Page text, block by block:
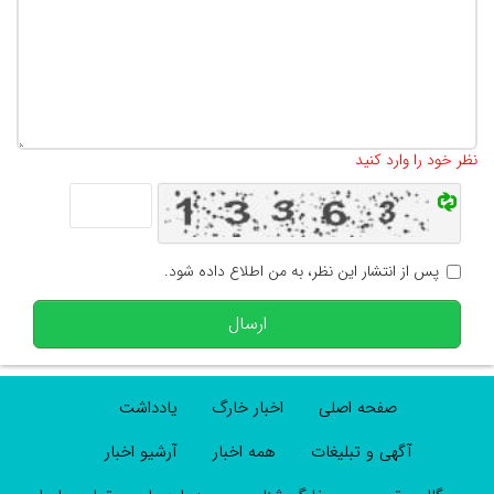
نظر خود را وارد کنید
پس از انتشار این نظر، به من اطلاع داده شود.
ارسال
صفحه اصلی اخبار خارگ
یادداشت
آگهی و تبلیغات
همه اخبار
آرشیو اخبار